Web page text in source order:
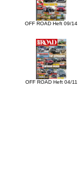
OFF ROAD Heft 09/14
OFF ROAD Heft 04/11